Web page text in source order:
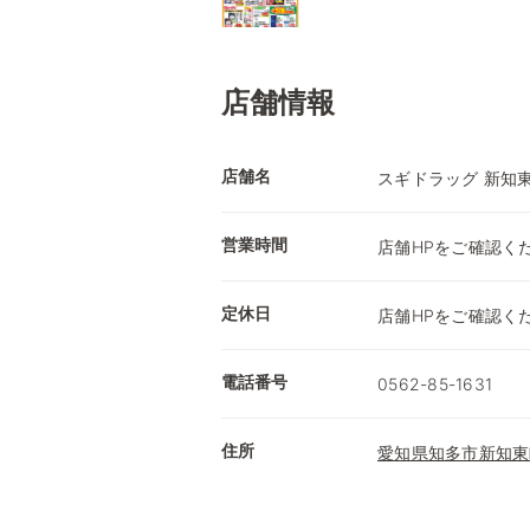
店舗情報
店舗名 スギドラッグ 新知
営業時間 店舗HPをご確認く
定休日 店舗HPをご確認く
電話番号 0562-85-1631
住所 愛知県知多市新知